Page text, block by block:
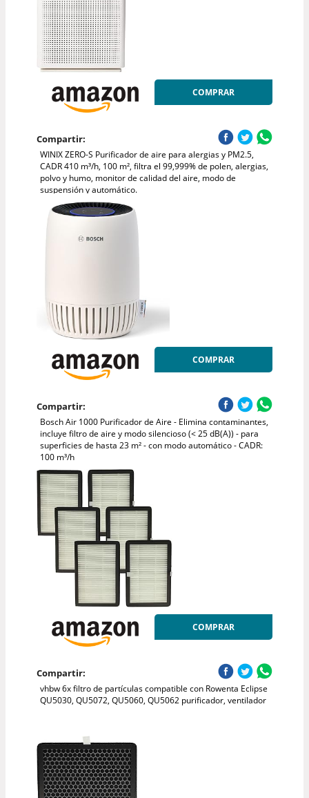
COMPRAR
Compartir:
WINIX ZERO-S Purificador de aire para alergias y PM2.5,
CADR 410 m³/h, 100 m², filtra el 99,999% de polen, alergias,
polvo y humo, monitor de calidad del aire, modo de
suspensión y automático.
COMPRAR
Compartir:
Bosch Air 1000 Purificador de Aire - Elimina contaminantes,
incluye filtro de aire y modo silencioso (< 25 dB(A)) - para
superficies de hasta 23 m² - con modo automático - CADR:
100 m³/h
COMPRAR
Compartir:
vhbw 6x filtro de partículas compatible con Rowenta Eclipse
QU5030, QU5072, QU5060, QU5062 purificador, ventilador